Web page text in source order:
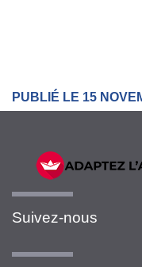
PUBLIÉ LE 15
Suivez-nous